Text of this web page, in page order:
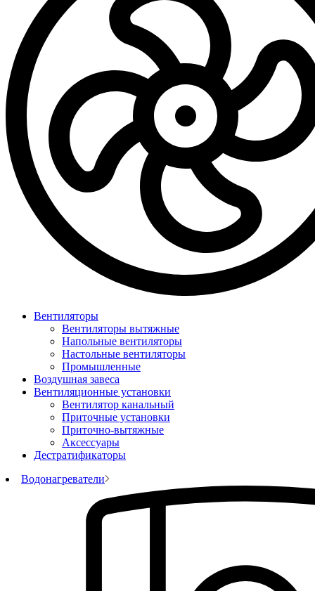
Вентиляторы
Вентиляторы вытяжные
Напольные вентиляторы
Настольные вентиляторы
Промышленные
Воздушная завеса
Вентиляционные установки
Вентилятор канальный
Приточные установки
Приточно-вытяжные
Аксессуары
Дестратификаторы
Водонагреватели